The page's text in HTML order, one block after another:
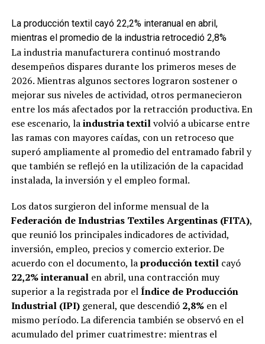
La producción textil cayó 22,2% interanual en abril,
mientras el promedio de la industria retrocedió 2,8%
La industria manufacturera continuó mostrando
desempeños dispares durante los primeros meses de
2026. Mientras algunos sectores lograron sostener o
mejorar sus niveles de actividad, otros permanecieron
entre los más afectados por la retracción productiva. En
ese escenario, laindustria textilvolvió a ubicarse entre
las ramas con mayores caídas, con un retroceso que
superó ampliamente al promedio del entramado fabril y
que también se reflejó en la utilización de la capacidad
instalada, la inversión y el empleo formal.
Los datos surgieron del informe mensual de la
Federación de Industrias Textiles Argentinas (FITA),
que reunió los principales indicadores de actividad,
inversión, empleo, precios y comercio exterior. De
acuerdo con el documento, laproducción textilcayó
22,2% interanualen abril, una contracción muy
superior a la registrada por elÍndice de Producción
Industrial (IPI)general, que descendió 2,8%en el
mismo período. La diferencia también se observó en el
acumulado del primer cuatrimestre: mientras el